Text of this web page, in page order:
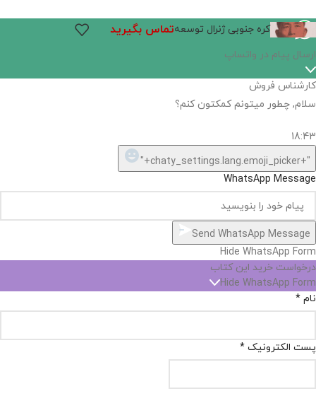
کره جنوبی ژنرال توسعهتماس بگیرید
اگر
نیست,
شاید
بتونیم
تهیه
Open
chaty
1
Hide
chaty
ارسال پیام در واتساپ
کارشناس فروش
سلام, چطور میتونم کمکتون کنم؟
18:43
WhatsApp Message